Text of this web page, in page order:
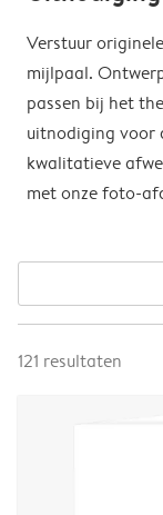
Verstuur
mijlpaal.
passen bij het
uitnodiging voor
kwalitatieve
met onze foto-
121 resultaten